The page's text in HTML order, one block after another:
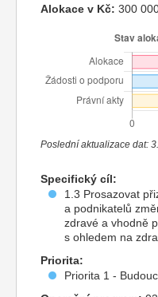
Alokace v Kč: 300
Poslední aktualizace dat:
Specifický cíl:
1.3 Prosazovat
a podnikatelů
zdravé a vhodně
s ohledem na
Priorita:
Priorita 1 -